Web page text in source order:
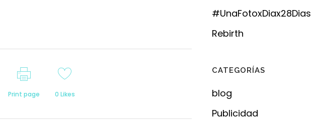
Print page 0 Likes
#UnaFotoxDiax28Dias
Rebirth
CATEGORÍAS
blog
Publicidad